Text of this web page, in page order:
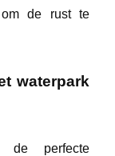
de rust te
waterpark
perfecte